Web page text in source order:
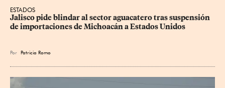
ESTADOS
Jalisco pide blindar al sector aguacatero tras suspensión
de importaciones de Michoacán a Estados Unidos
Por Patricia Romo